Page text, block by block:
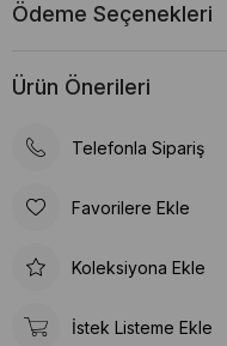
Ödeme Seçenekleri
Ürün Önerileri
Telefonla Sipariş
Favorilere Ekle
Koleksiyona Ekle
İstek Listeme Ekle